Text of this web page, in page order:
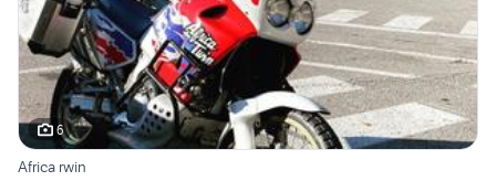
6
Africa rwin